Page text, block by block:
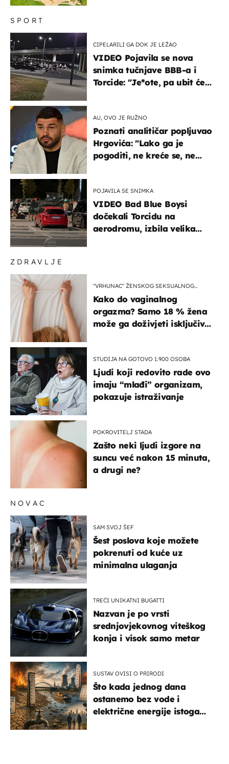
ZDRAVLJE
"VRHUNAC" ŽENSKOG SEKSUALNOG
Kako do vaginalnog
orgazma? Samo 18 % žena
može ga doživjeti isključivo
STUDIJA NA GOTOVO 1.900 OSOBA
Ljudi koji redovito rade ovo
imaju “mlađi” organizam,
pokazuje istraživanje
POKROVITELJ STADA
Zašto neki ljudi izgore na
suncu već nakon 15 minuta,
a drugi ne?
SPORT
CIPELARILI GA DOK JE LEŽAO
VIDEO Pojavila se nova
snimka tučnjave BBB-a i
Torcide: "Je*ote, pa ubit će
AU, OVO JE RUŽNO
Poznati analitičar popljuvao
Hrgovića: "Lako ga je
pogoditi, ne kreće se, ne
POJAVILA SE SNIMKA
VIDEO Bad Blue Boysi
dočekali Torcidu na
aerodromu, izbila velika
NOVAC
SAM SVOJ ŠEF
Šest poslova koje možete
pokrenuti od kuće uz
minimalna ulaganja
TREĆI UNIKATNI BUGATTI
Nazvan je po vrsti
srednjovjekovnog viteškog
konja i visok samo metar
SUSTAV OVISI O PRIRODI
Što kada jednog dana
ostanemo bez vode i
električne energije istoga